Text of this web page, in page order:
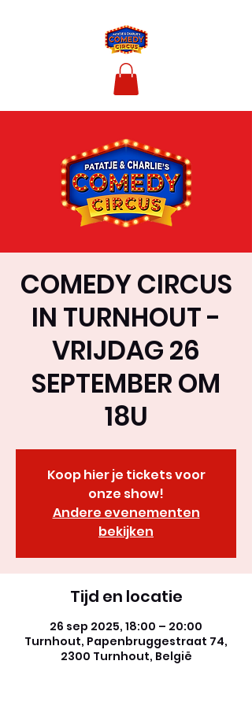
COMEDY CIRCUS
IN TURNHOUT -
VRIJDAG 26
SEPTEMBER OM
18U
Koop hier je tickets voor
onze show!
Andere evenementen
bekijken
Tijd en locatie
26 sep 2025, 18:00 – 20:00
Turnhout, Papenbruggestraat 74,
2300 Turnhout, België